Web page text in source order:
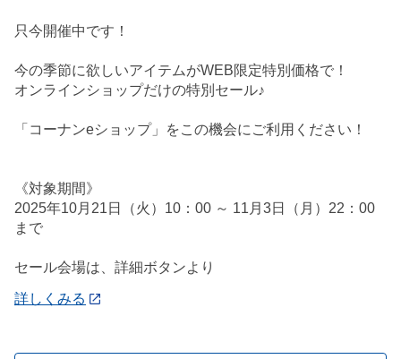
只今開催中です！
今の季節に欲しいアイテムがWEB限定特別価格で！
オンラインショップだけの特別セール♪
「コーナンeショップ」をこの機会にご利用ください！
《対象期間》
2025年10月21日（火）10：00 ～ 11月3日（月）22：00
まで
セール会場は、詳細ボタンより
詳しくみる